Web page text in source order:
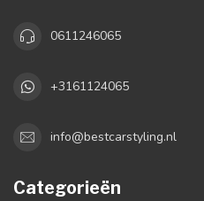
0611246065
+3161124065
info@bestcarstyling.nl
Categorieën